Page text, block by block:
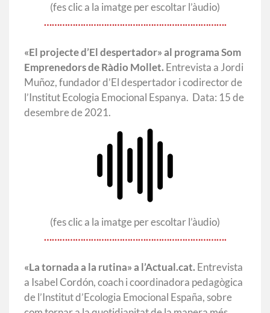
(fes clic a la imatge per escoltar l’àudio)
…………………………………………………………….
«El projecte d’El despertador» al programa Som
Emprenedors de Ràdio Mollet. Entrevista a Jordi
Muñoz, fundador d’El despertador i codirector de
l’Institut Ecologia Emocional Espanya. Data: 15 de
desembre de 2021.
(fes clic a la imatge per escoltar l’àudio)
…………………………………………………………….
«La tornada a la rutina» a l’Actual.cat. Entrevista
a Isabel Cordón, coach i coordinadora pedagògica
de l’Institut d’Ecologia Emocional España, sobre